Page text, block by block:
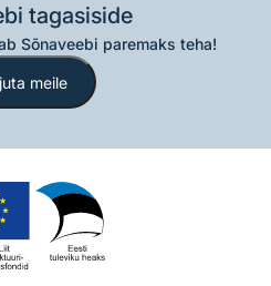
tagasiside
Sõnaveebi paremaks teha!
meile